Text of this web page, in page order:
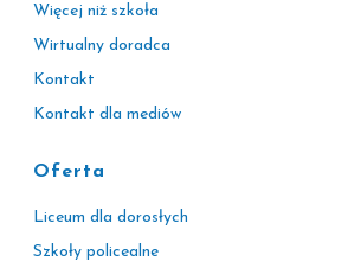
Więcej niż szkoła
Wirtualny doradca
Kontakt
Kontakt dla mediów
Oferta
Liceum dla dorosłych
Szkoły policealne